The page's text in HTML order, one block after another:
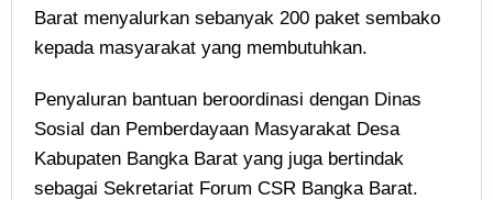
Barat menyalurkan sebanyak 200 paket sembako
kepada masyarakat yang membutuhkan.
Penyaluran bantuan beroordinasi dengan Dinas
Sosial dan Pemberdayaan Masyarakat Desa
Kabupaten Bangka Barat yang juga bertindak
sebagai Sekretariat Forum CSR Bangka Barat.